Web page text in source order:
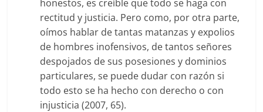
honestos, es creíble que todo se haga con
rectitud y justicia. Pero como, por otra parte,
oímos hablar de tantas matanzas y expolios
de hombres inofensivos, de tantos señores
despojados de sus posesiones y dominios
particulares, se puede dudar con razón si
todo esto se ha hecho con derecho o con
injusticia (2007, 65).